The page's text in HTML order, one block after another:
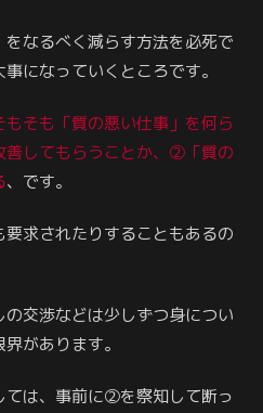
なるべく減らす方法を必死で
になっていくところです。
そも「質の悪い仕事」を何ら
善してもらうことか、②「質の
、です。
求されたりすることもあるの
交渉などは少しずつ身につい
があります。
ては、事前に②を察知して断っ